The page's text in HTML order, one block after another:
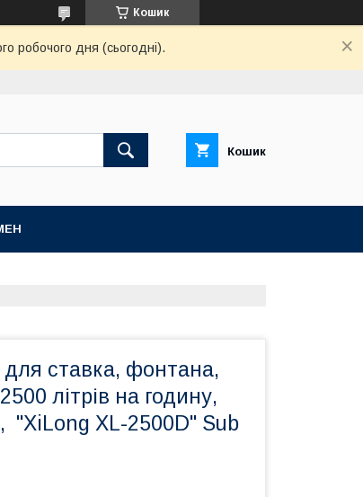
Кошик
робочого дня (сьогодні).
Кошик
ставка, фонтана,
літрів на годину,
"XiLong XL-2500D" Sub